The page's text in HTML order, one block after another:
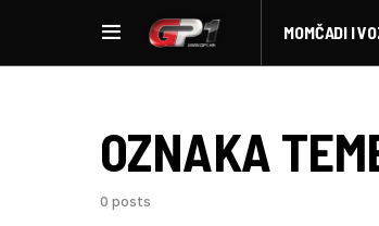
MOMČADI I
OZNAKA
0 posts